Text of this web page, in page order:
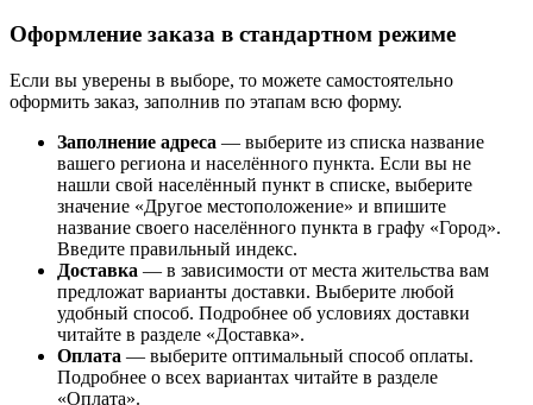
Оформление заказа в стандартном режиме
Если вы уверены в выборе, то можете самостоятельно
оформить заказ, заполнив по этапам всю форму.
Заполнение адреса — выберите из списка название
вашего региона и населённого пункта. Если вы не
нашли свой населённый пункт в списке, выберите
значение «Другое местоположение» и впишите
название своего населённого пункта в графу «Город».
Введите правильный индекс.
Доставка — в зависимости от места жительства вам
предложат варианты доставки. Выберите любой
удобный способ. Подробнее об условиях доставки
читайте в разделе «Доставка».
Оплата — выберите оптимальный способ оплаты.
Подробнее о всех вариантах читайте в разделе
«Оплата».